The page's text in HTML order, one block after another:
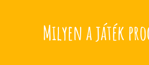
Milyen a játék